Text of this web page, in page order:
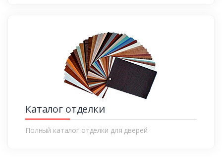
Каталог отделки
Полный каталог отделки для дверей